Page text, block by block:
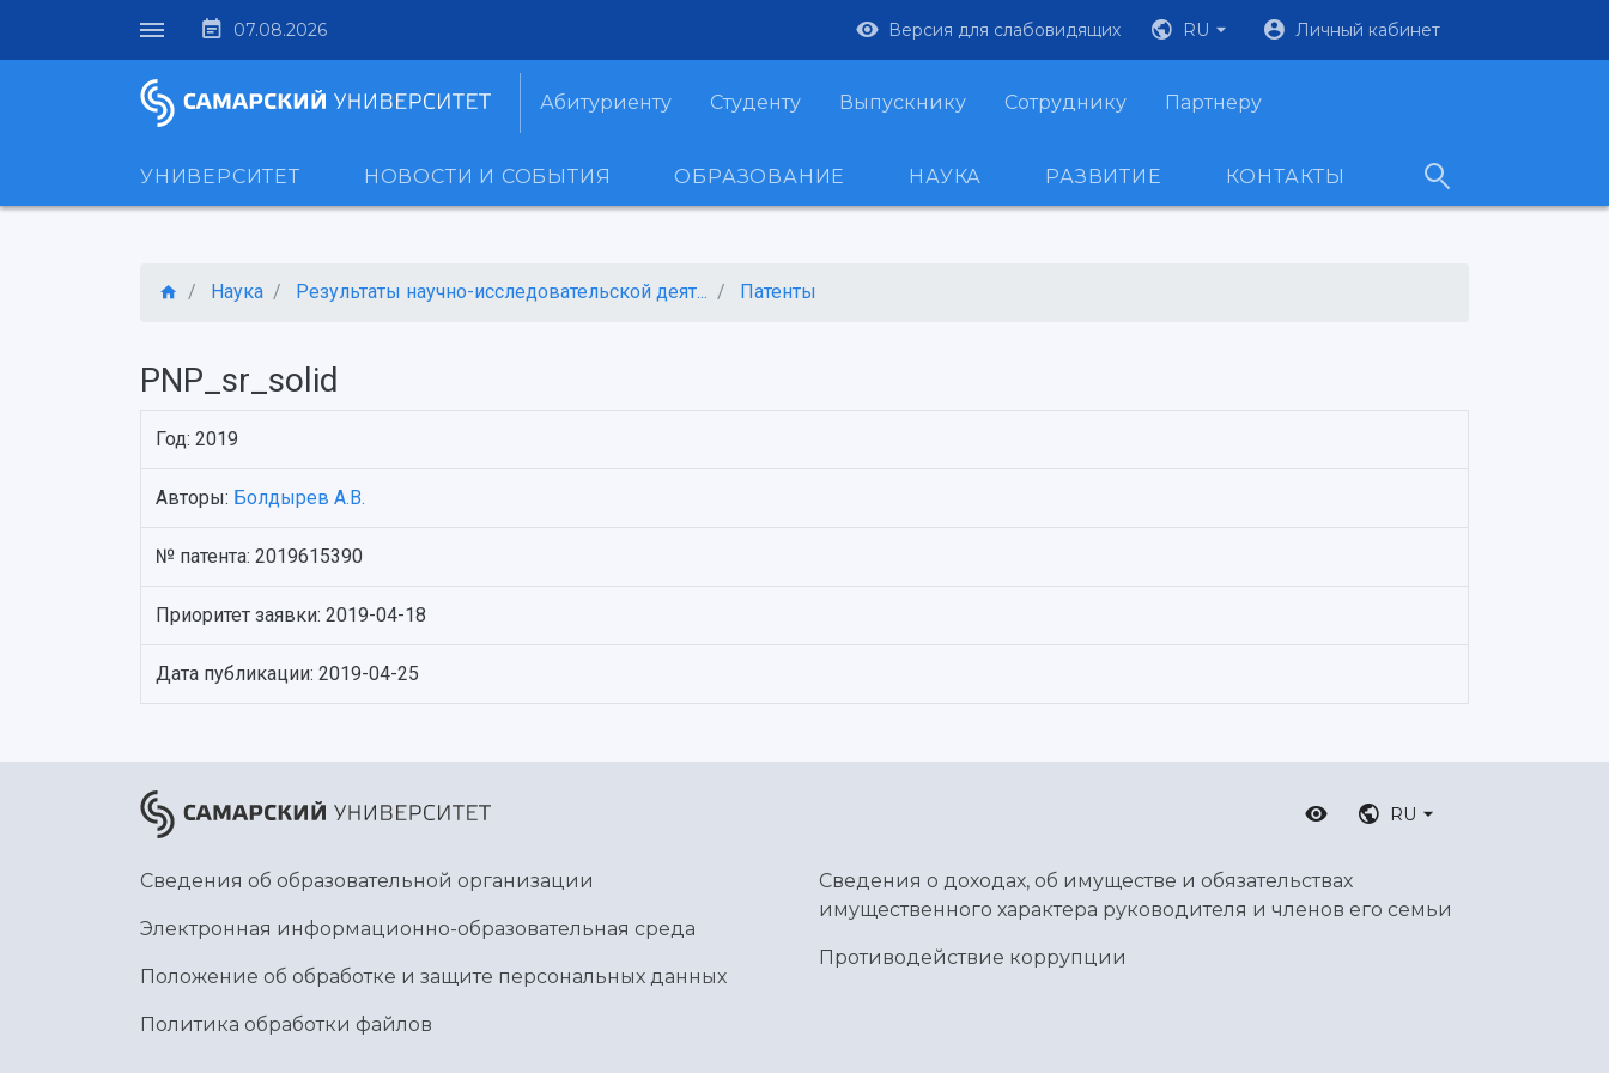
07.08.2026 Версия для слабовидящих RU Личный кабинет
Абитуриенту Студенту Выпускнику Сотруднику Партнеру
УНИВЕРСИТЕТ НОВОСТИ И СОБЫТИЯ ОБРАЗОВАНИЕ НАУКА РАЗВИТИЕ КОНТАКТЫ
Наука Результаты научно-исследовательской деят... Патенты
PNP_sr_solid
Год: 2019
Авторы: Болдырев А.В.
№ патента: 2019615390
Приоритет заявки: 2019-04-18
Дата публикации: 2019-04-25
RU
Сведения об образовательной организации
Электронная информационно-образовательная среда
Положение об обработке и защите персональных данных
Политика обработки файлов
Сведения о доходах, об имуществе и обязательствах
имущественного характера руководителя и членов его семьи
Противодействие коррупции